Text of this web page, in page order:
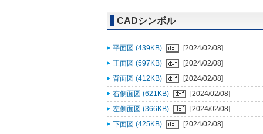
CADシンボル
平面図 (439KB)
[2024/02/08]
正面図 (597KB)
[2024/02/08]
背面図 (412KB)
[2024/02/08]
右側面図 (621KB)
[2024/02/08]
左側面図 (366KB)
[2024/02/08]
下面図 (425KB)
[2024/02/08]